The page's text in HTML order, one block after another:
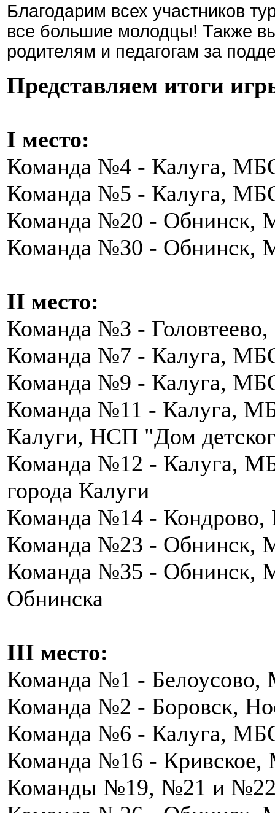
Благодарим всех участников
все большие молодцы! Также
родителям и педагогам за
Представляем итоги
I место:
Команда №4 - Калуга,
Команда №5 - Калуга,
Команда №20 - Обнинск,
Команда №30 -
II место:
Команда №3 -
Команда №7 - Калуга,
Команда №9 - Калуга,
Команда №11 - Калуга,
Калуги, НСП "Дом
Команда №12 - Калуга,
города Калуги
Команда №14 -
Команда №23 - Обнинск,
Команда №35 -
Обнинска
III место:
Команда №1 -
Команда №2 - Боровск,
Команда №6 - Калуга,
Команда №16 -
Команды №19, №21 и